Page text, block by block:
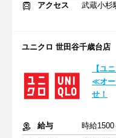
アクセス
武蔵小杉
ユニクロ 世田谷千歳台
【ユ
≪オー
せ！
給与
時給1500